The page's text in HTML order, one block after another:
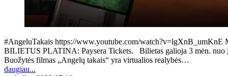
#AngeluTakais https://www.youtube.com/watch?v=lgXnB_umKnE
BILIETUS PLATINA: Paysera Tickets. Bilietas galioja 3 mėn. nuo
Buožytės filmas „Angelų takais“ yra virtualios realybės…
daugiau...